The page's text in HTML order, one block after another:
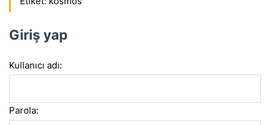
Giriş yap
Kullanıcı adı:
Parola: